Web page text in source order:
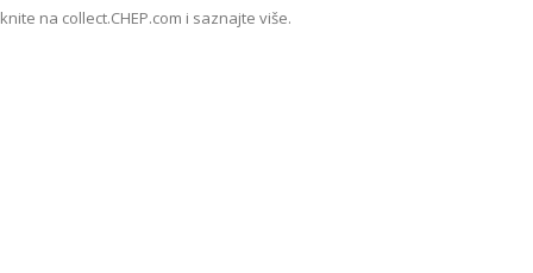
na collect.CHEP.com i saznajte više.